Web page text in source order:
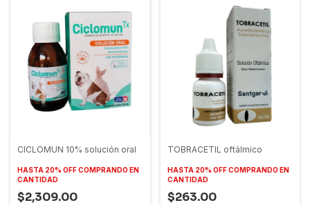
CICLOMUN 10% solución oral
HASTA 20% OFFCOMPRANDO EN
CANTIDAD
$2,309.00
TOBRACETIL oftálmico
HASTA 20% OFF COMPRANDO EN
CANTIDAD
$263.00